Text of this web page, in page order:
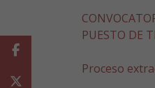
PUESTO DE
Proceso
Facebook